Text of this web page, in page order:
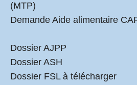
(MTP)
Demande Aide alimentaire
Dossier AJPP
Dossier ASH
Dossier FSL à télécharger